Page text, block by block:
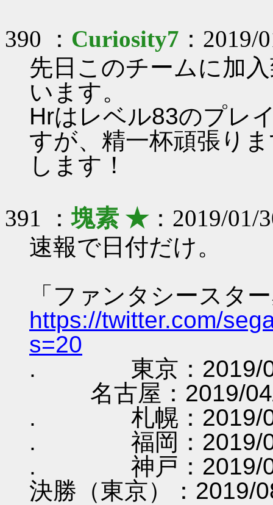
390 ： Curiosity7 ：
先日このチームに加
います。
Hrはレベル83のプレ
すが、精一杯頑張り
します！
391 ：塊素 ★：2019/01/
速報で日付だけ。
「ファンタシースタ
https://twitter.com/
s=20
. 東京：2019/
名古屋：2019/
. 札幌：2019/
. 福岡：2019/
. 神戸：2019/
決勝（東京）：2019/